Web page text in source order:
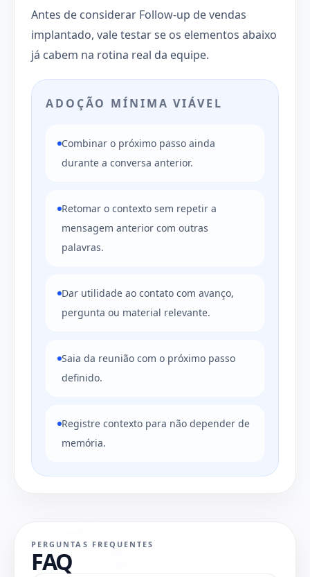
Antes de considerar Follow-up de vendas
implantado, vale testar se os elementos abaixo
já cabem na rotina real da equipe.
ADOÇÃO MÍNIMA VIÁVEL
Combinar o próximo passo ainda
durante a conversa anterior.
Retomar o contexto sem repetir a
mensagem anterior com outras
palavras.
Dar utilidade ao contato com avanço,
pergunta ou material relevante.
Saia da reunião com o próximo passo
definido.
Registre contexto para não depender de
memória.
PERGUNTAS FREQUENTES
FAQ